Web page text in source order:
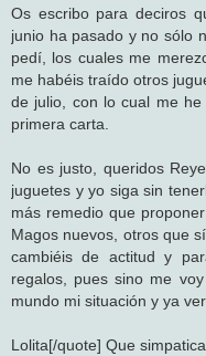
j
e
Os escribo para deciros
junio ha pasado y no sólo
pedí, los cuales me
me habéis traído otros
de julio, con lo cual me
primera carta.
No es justo, queridos
juguetes y yo siga sin
más remedio que
Magos nuevos, otros que
cambiéis de actitud y
regalos, pues sino me
mundo mi situación y ya
Lolita[/quote] Que